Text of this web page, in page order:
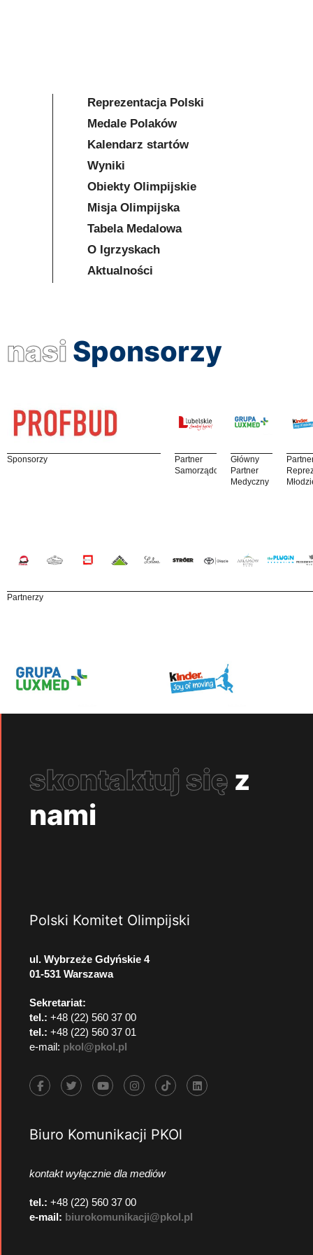
Reprezentacja Polski
Medale Polaków
Kalendarz startów
Wyniki
Obiekty Olimpijskie
Misja Olimpijska
Tabela Medalowa
O Igrzyskach
Aktualności
nasi Sponsorzy
Sponsorzy
Partner
Samorządowy
Główny
Partner
Medyczny
Partnerzy
skontaktuj się z
nami
Polski Komitet Olimpijski
ul. Wybrzeże Gdyńskie 4
01-531 Warszawa
Sekretariat:
tel.: +48 (22) 560 37 00
tel.: +48 (22) 560 37 01
e-mail: pkol@pkol.pl
Biuro Komunikacji PKOl
kontakt wyłącznie dla mediów
tel.: +48 (22) 560 37 00
e-mail: biurokomunikacji@pkol.pl